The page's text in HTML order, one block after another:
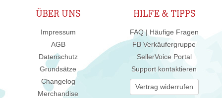
ÜBER UNS
Impressum
AGB
Datenschutz
Grundsätze
Changelog
Merchandise
HILFE & TIPPS
FAQ | Häufige Fragen
FB Verkäufergruppe
SellerVoice Portal
Support kontaktieren
Vertrag widerrufen